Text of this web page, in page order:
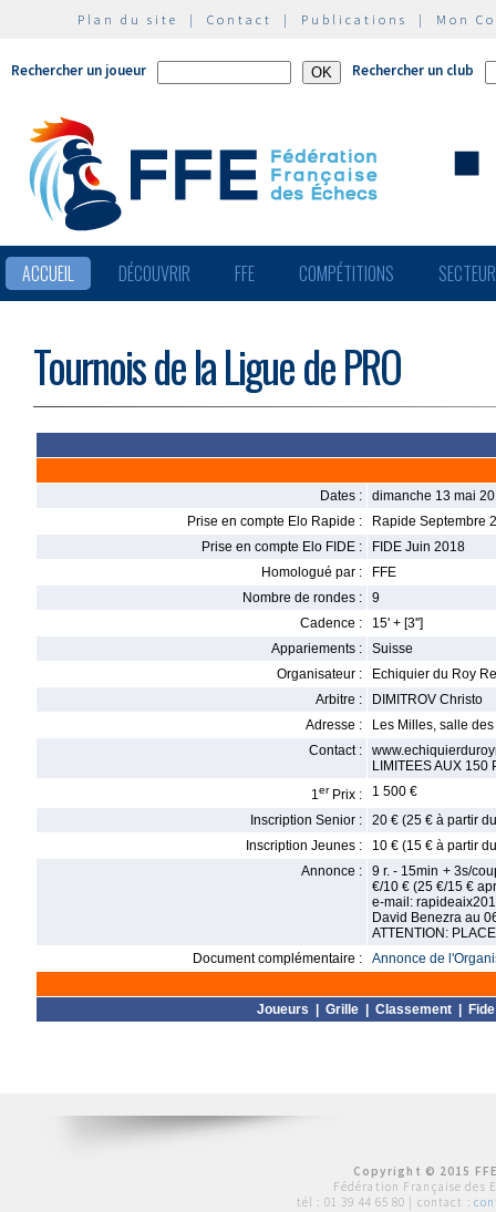
Plan du site | Contact | Publications | Mon
Rechercher un joueur Rechercher un club
ACCUEIL DÉCOUVRIR FFE COMPÉTITIONS
Tournois de la Ligue de PRO
Dates :
dimanche 13 mai
Prise en compte Elo Rapide :
Rapide Septembre
Prise en compte Elo FIDE :
FIDE Juin 2018
Homologué par :
FFE
Nombre de rondes :
9
Cadence :
15' + [3'']
Appariements :
Suisse
Organisateur :
Echiquier du Roy
Arbitre :
DIMITROV Christo
Adresse :
Les Milles, salle
Contact :
LIMITEES AUX 150
1er Prix :
1 500 €
Inscription Senior :
20 € (25 € à partir
Inscription Jeunes :
10 € (15 € à partir
Annonce :
9 r. - 15min + 3s/
€/10 € (25 €/15 €
e-mail:
David Benezra au
ATTENTION:
Document complémentaire :
Annonce de
Joueurs Grille Classement Fide
Copyright © 2015
Fédération Française des
tél : 01 39 44 65 80 | contact :